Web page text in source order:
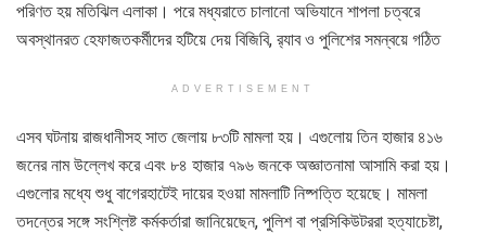
পরিণত হয় মতিঝিল এলাকা। পরে মধ্যরাতে চালানো অভিযানে শাপলা চত্বরে
অবস্থানরত হেফাজতকর্মীদের হটিয়ে দেয় বিজিবি, র‌্যাব ও পুলিশের সমন্বয়ে গঠিত
ADVERTISEMENT
এসব ঘটনায় রাজধানীসহ সাত জেলায় ৮৩টি মামলা হয়। এগুলোয় তিন হাজার ৪১৬
জনের নাম উল্লেখ করে এবং ৮৪ হাজার ৭৯৬ জনকে অজ্ঞাতনামা আসামি করা হয়।
এগুলোর মধ্যে শুধু বাগেরহাটেই দায়ের হওয়া মামলাটি নিষ্পত্তি হয়েছে। মামলা
তদন্তের সঙ্গে সংশ্লিষ্ট কর্মকর্তারা জানিয়েছেন, পুলিশ বা প্রসিকিউটররা হত্যাচেষ্টা,